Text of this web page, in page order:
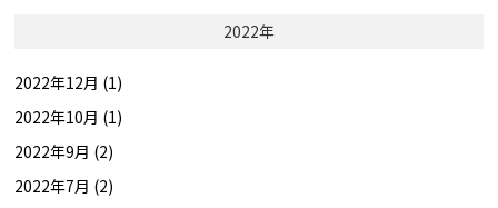
2022年
2022年12月 (1)
2022年10月 (1)
2022年9月 (2)
2022年7月 (2)